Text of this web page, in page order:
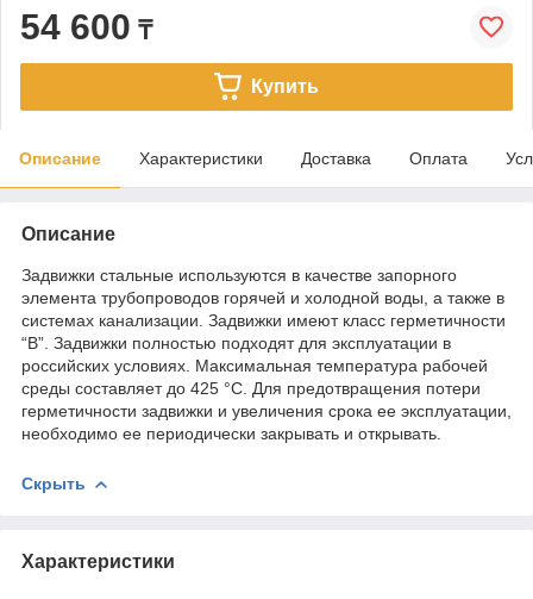
54 600 ₸
Купить
Описание Характеристики Доставка Оплата
Описание
Задвижки стальные используются в качестве запорного
элемента трубопроводов горячей и холодной воды, а также в
системах канализации. Задвижки имеют класс герметичности
“В”. Задвижки полностью подходят для эксплуатации в
российских условиях. Максимальная температура рабочей
среды составляет до 425 °С. Для предотвращения потери
герметичности задвижки и увеличения срока ее эксплуатации,
необходимо ее периодически закрывать и открывать.
Скрыть
Характеристики